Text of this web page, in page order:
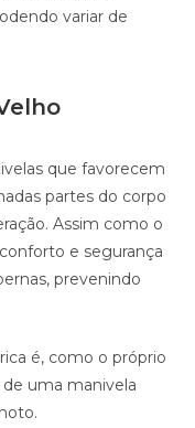
variar de
que favorecem
partes do corpo
Assim como o
e segurança
prevenindo
é, como o próprio
uma manivela